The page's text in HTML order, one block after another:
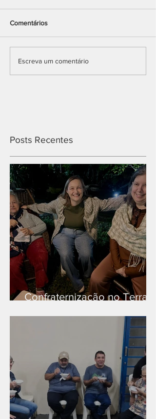
Comentários
Escreva um comentário
Posts Recentes
Confraternização no Terra